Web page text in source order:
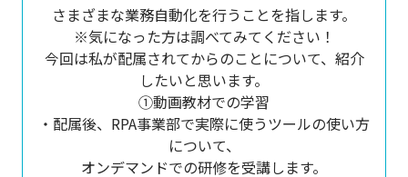
さまざまな業務自動化を行うことを指します。
※気になった方は調べてみてください！
今回は私が配属されてからのことについて、紹介
したいと思います。
①動画教材での学習
・配属後、RPA事業部で実際に使うツールの使い方
について、
オンデマンドでの研修を受講します。